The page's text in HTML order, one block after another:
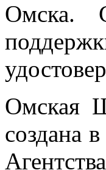
Омска.
Омская
создана